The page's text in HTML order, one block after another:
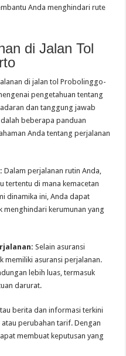
Anda menghindari rute
di Jalan Tol
di jalan tol Probolinggo-
pengetahuan tentang
dan tanggung jawab
beberapa panduan
Anda tentang perjalanan
Dalam perjalanan rutin Anda,
tertentu di mana kemacetan
dinamika ini, Anda dapat
menghindari kerumunan yang
Selain asuransi
memiliki asuransi perjalanan.
lebih luas, termasuk
darurat.
berita dan informasi terkini
perubahan tarif. Dengan
membuat keputusan yang